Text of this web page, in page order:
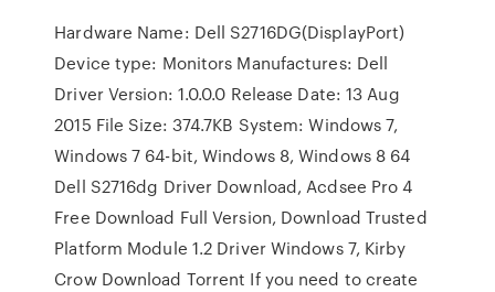
Hardware Name: Dell S2716DG(DisplayPort)
Device type: Monitors Manufactures: Dell
Driver Version: 1.0.0.0 Release Date: 13 Aug
2015 File Size: 374.7KB System: Windows 7,
Windows 7 64-bit, Windows 8, Windows 8 64
Dell S2716dg Driver Download, Acdsee Pro 4
Free Download Full Version, Download Trusted
Platform Module 1.2 Driver Windows 7, Kirby
Crow Download Torrent If you need to create